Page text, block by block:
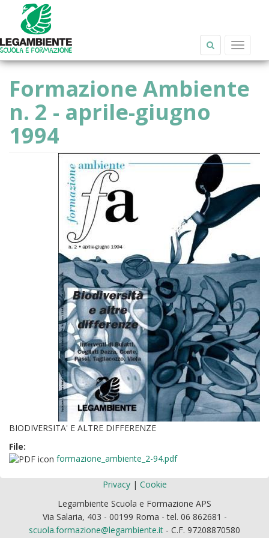
Salta al contenuto principale
Toggle
Formazione Ambiente
n. 2 - aprile-giugno
1994
BIODIVERSITA' E ALTRE DIFFERENZE
File:
formazione_ambiente_2-94.pdf
Privacy| Cookie
Legambiente Scuola e Formazione APS
Via Salaria, 403 - 00199 Roma - tel. 06 862681 -
scuola.formazione@legambiente.it - C.F. 97208870580